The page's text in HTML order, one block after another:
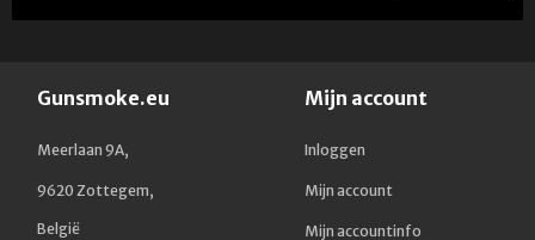
Gunsmoke.eu
Meerlaan 9A,
9620 Zottegem,
België
Mijn account
Inloggen
Mijn account
Mijn accountinfo